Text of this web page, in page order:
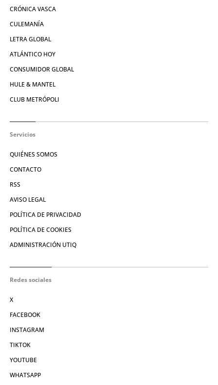
CRÓNICA VASCA
CULEMANÍA
LETRA GLOBAL
ATLÁNTICO HOY
CONSUMIDOR GLOBAL
HULE & MANTEL
CLUB METRÓPOLI
Servicios
QUIÉNES SOMOS
CONTACTO
RSS
AVISO LEGAL
POLÍTICA DE PRIVACIDAD
POLÍTICA DE COOKIES
ADMINISTRACIÓN UTIQ
Redes sociales
X
FACEBOOK
INSTAGRAM
TIKTOK
YOUTUBE
WHATSAPP